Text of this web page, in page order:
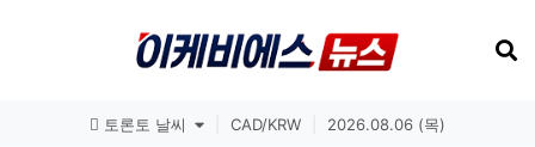
토론토 날씨 CAD/KRW 2026.08.06 (목)